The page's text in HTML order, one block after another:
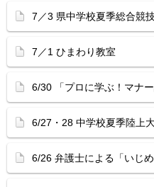
7／3 県中学校夏季総合競
7／1 ひまわり教室
6/30 「プロに学ぶ！マナー
6/27・28 中学校夏季陸上
6/26 弁護士による「いじ